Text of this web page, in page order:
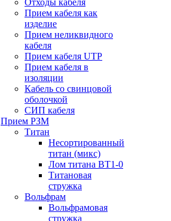
Отходы кабеля
Прием кабеля как
изделие
Прием неликвидного
кабеля
Прием кабеля UTP
Прием кабеля в
изоляции
Кабель со свинцовой
оболочкой
СИП кабеля
Прием РЗМ
Титан
Несортированный
титан (микс)
Лом титана ВТ1-0
Титановая
стружка
Вольфрам
Вольфрамовая
стружка